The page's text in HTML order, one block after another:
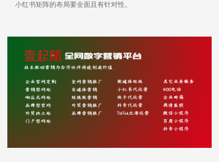
小红书矩阵的布局要全面且有针对性。